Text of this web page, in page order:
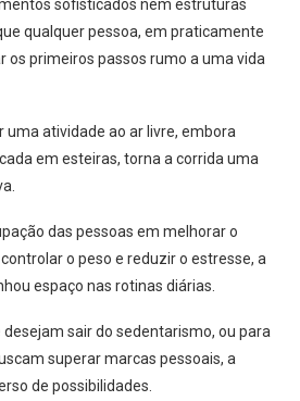
sofisticados nem estruturas
qualquer pessoa, em praticamente
os primeiros passos rumo a uma vida
uma atividade ao ar livre, embora
em esteiras, torna a corrida uma
das pessoas em melhorar o
o peso e reduzir o estresse, a
espaço nas rotinas diárias.
sair do sedentarismo, ou para
superar marcas pessoais, a
de possibilidades.